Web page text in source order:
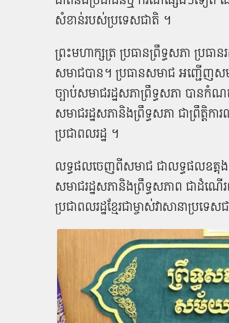
សំខាន់​របស់​ប្រទេស​ជាតិ​ ។
ព្រះមហាក្សត្រ ប្រធាន​ព្រឹទ្ធសភា ប្រធានរ
សមាជ​បាន​។ ប្រធាន​សមាជ អញ្ជើញ​ស
ច្បាប់​សមាជ​រដ្ឋសភា​ព្រឹទ្ធសភា បាន​កំ
សមាជ​រដ្ឋសភា​និង​ព្រឹទ្ធសភា ជា​ព្រឹត្តិក
ប្រជាពលរដ្ឋ​ ។
លទ្ធផល​ចេញពី​សមាជ ជា​លទ្ធផល​ឧត្តុ​ង​ឧ
សមាជ​រដ្ឋសភា​និង​ព្រឹទ្ធ​សភាព ជា​ដំណើ
ប្រជាពលរដ្ឋ​ខ្មែរ​ជា​ម្ចាស់​វា​សា​នា​ប្រទេ